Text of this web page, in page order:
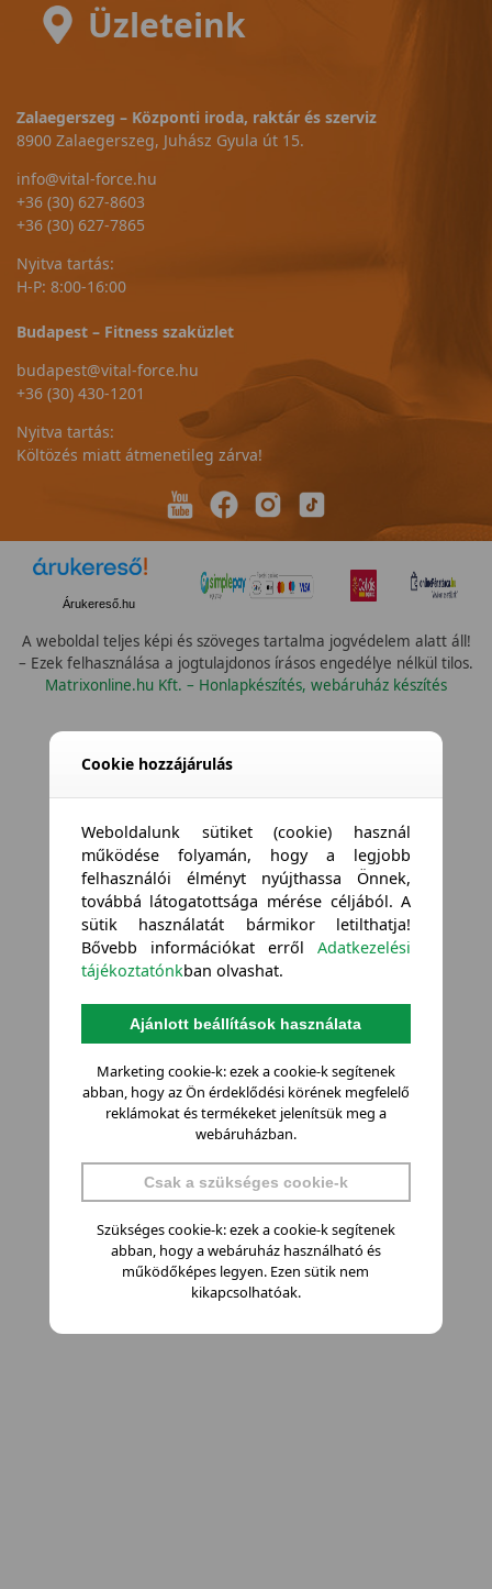
Üzleteink
Zalaegerszeg – Központi iroda, raktár és szerviz
8900 Zalaegerszeg, Juhász Gyula út 15.
info@vital-force.hu
+36 (30) 627-8603
+36 (30) 627-7865
Nyitva tartás:
H-P: 8:00-16:00
Budapest – Fitness szaküzlet
budapest@vital-force.hu
+36 (30) 430-1201
Nyitva tartás:
Költözés miatt átmenetileg zárva!
Árukereső.hu
A weboldal teljes képi és szöveges tartalma jogvédelem alatt áll!
– Ezek felhasználása a jogtulajdonos írásos engedélye nélkül tilos.
Matrixonline.hu Kft. – Honlapkészítés, webáruház készítés
Cookie hozzájárulás
Weboldalunk sütiket (cookie) használ
működése folyamán, hogy a legjobb
felhasználói élményt nyújthassa Önnek,
továbbá látogatottsága mérése céljából. A
sütik használatát bármikor letilthatja!
Bővebb információkat errőlAdatkezelési
tájékoztatónkban olvashat.
Ajánlott beállítások használata
Marketing cookie-k: ezek a cookie-k segítenek
abban, hogy az Ön érdeklődési körének megfelelő
reklámokat és termékeket jelenítsük meg a
webáruházban.
Csak a szükséges cookie-k
Szükséges cookie-k: ezek a cookie-k segítenek
abban, hogy a webáruház használható és
működőképes legyen. Ezen sütik nem
kikapcsolhatóak.